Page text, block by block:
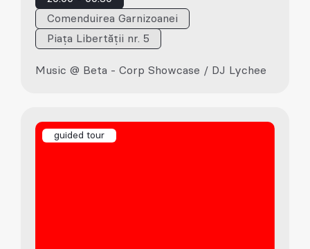
Comenduirea Garnizoanei
Piața Libertății nr. 5
Music @ Beta - Corp Showcase / DJ Lychee
guided tour